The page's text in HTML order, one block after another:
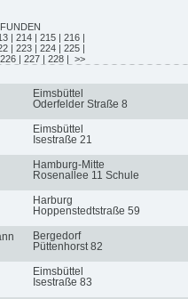
| 214 | 215 | 216 |
| 223 | 224 | 225 |
226 | 227 | 228 | >>
Eimsbüttel
Oderfelder Straße 8
Eimsbüttel
Isestraße 21
Hamburg-Mitte
Rosenallee 11 Schule
Harburg
Hoppenstedtstraße 59
Bergedorf
Püttenhorst 82
Eimsbüttel
Isestraße 83